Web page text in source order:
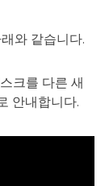
와 같습니다.
크를 다른 새
안내합니다.